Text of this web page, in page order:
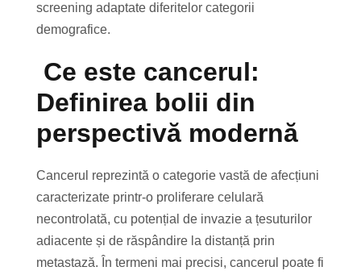
screening adaptate diferitelor categorii
demografice.
Ce este cancerul:
Definirea bolii din
perspectivă modernă
Cancerul reprezintă o categorie vastă de afecțiuni
caracterizate printr-o proliferare celulară
necontrolată, cu potențial de invazie a țesuturilor
adiacente și de răspândire la distanță prin
metastază. În termeni mai precisi, cancerul poate fi